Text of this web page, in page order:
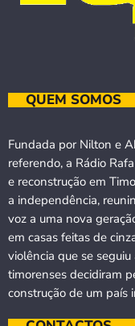
QUEM SOMOS
Fundada por Nilton e
referendo, a Rádio
e reconstrução em
a independência,
voz a uma nova
em casas feitas de
violência que se
timorenses decidiram
construção de um país